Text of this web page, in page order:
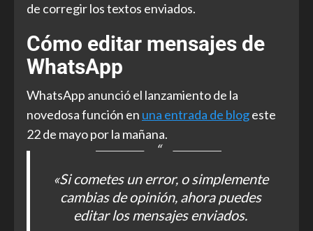
de corregir los textos enviados.
Cómo editar mensajes de
WhatsApp
WhatsApp anunció el lanzamiento de la
novedosa función en una entrada de blogeste
22 de mayo por la mañana.
«Si cometes un error, o simplemente
cambias de opinión, ahora puedes
editar los mensajes enviados.